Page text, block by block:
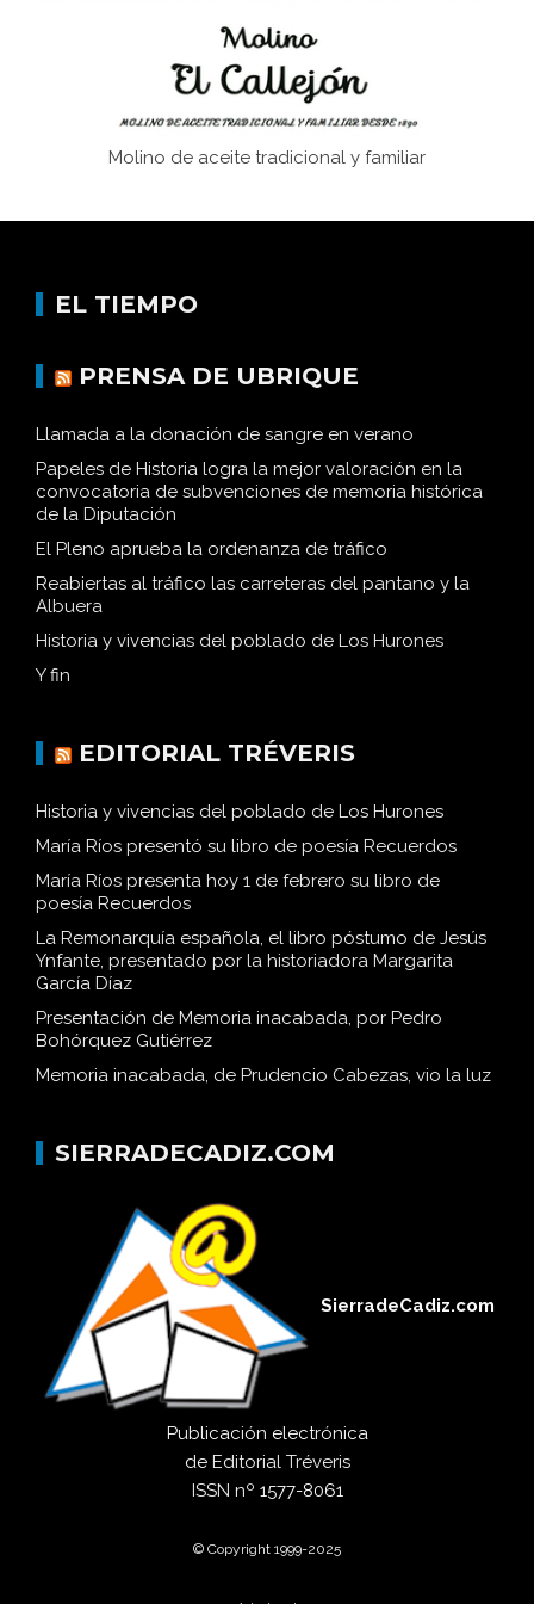
Molino de aceite tradicional y familiar
EL TIEMPO
PRENSA DE UBRIQUE
Llamada a la donación de sangre en verano
Papeles de Historia logra la mejor valoración en la
convocatoria de subvenciones de memoria histórica
de la Diputación
El Pleno aprueba la ordenanza de tráfico
Reabiertas al tráfico las carreteras del pantano y la
Albuera
Historia y vivencias del poblado de Los Hurones
Y fin
EDITORIAL TRÉVERIS
Historia y vivencias del poblado de Los Hurones
María Ríos presentó su libro de poesía Recuerdos
María Ríos presenta hoy 1 de febrero su libro de
poesía Recuerdos
La Remonarquía española, el libro póstumo de Jesús
Ynfante, presentado por la historiadora Margarita
García Díaz
Presentación de Memoria inacabada, por Pedro
Bohórquez Gutiérrez
Memoria inacabada, de Prudencio Cabezas, vio la luz
SIERRADECADIZ.COM
SierradeCadiz.com
Publicación electrónica
de Editorial Tréveris
ISSN nº 1577-8061
© Copyright 1999-2025